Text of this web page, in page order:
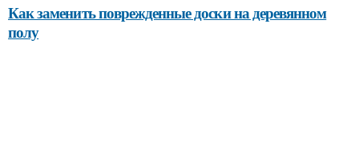
Как заменить поврежденные доски на деревянном
полу